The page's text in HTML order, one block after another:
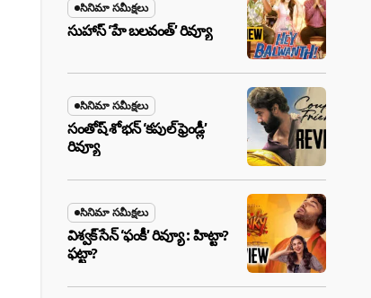
సినిమా సమీక్షలు
సుహాస్ ‘హే బలవంత్’ రివ్యూ
సినిమా సమీక్షలు
సంతోష్ శోభన్ ‘కపుల్ ఫ్రెండ్లీ’
రివ్యూ
సినిమా సమీక్షలు
విశ్వక్ సేన్ ‘ఫంకీ’ రివ్యూ : హిట్టా?
ఫట్టా?